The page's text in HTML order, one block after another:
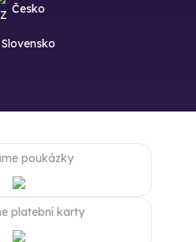
Česko
Slovensko
poukázky
platební karty